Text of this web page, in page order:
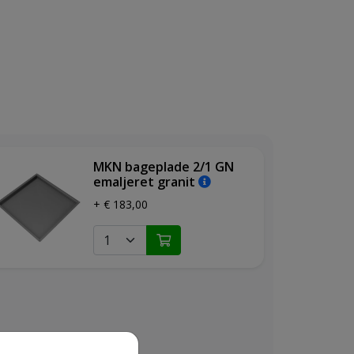
MKN bageplade 2/1 GN
emaljeret granit
+ € 183,00